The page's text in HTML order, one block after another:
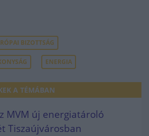
BIZOTTSÁG
ENERGIA
A TÉMÁBAN
MVM új energiatároló
Tiszaújvárosban